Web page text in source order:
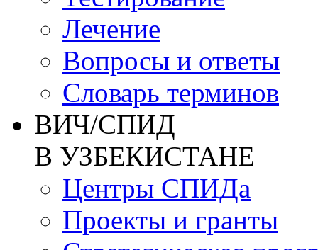
Лечение
Вопросы и ответы
Словарь терминов
ВИЧ/СПИД
В УЗБЕКИСТАНЕ
Центры СПИДа
Проекты и гранты